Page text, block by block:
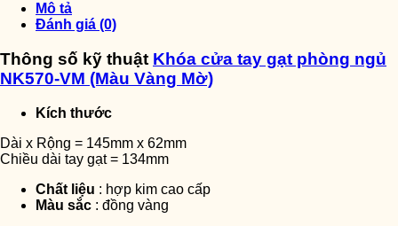
Mô tả
Đánh giá (0)
Thông số kỹ thuật Khóa cửa tay gạt phòng ngủ
NK570-VM (Màu Vàng Mờ)
Kích thước
Dài x Rộng = 145mm x 62mm
Chiều dài tay gạt = 134mm
Chất liệu : hợp kim cao cấp
Màu sắc : đồng vàng